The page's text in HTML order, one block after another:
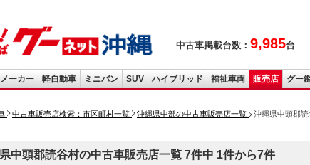
中古車掲載台数： 9,985台
メーカー 軽自動車 ミニバン SUV ハイブリッド 福祉車両 販売店 グー
中古車販売店検索：市区町村一覧 沖縄県中部の中古車販売店一覧
沖縄県中頭郡
中頭郡読谷村の中古車販売店一覧 7件中 1件から7件